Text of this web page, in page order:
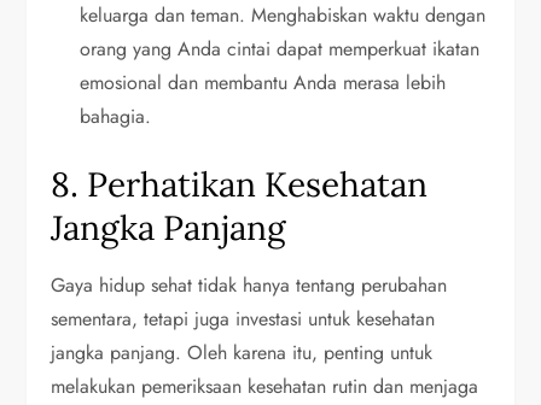
keluarga dan teman. Menghabiskan waktu dengan
orang yang Anda cintai dapat memperkuat ikatan
emosional dan membantu Anda merasa lebih
bahagia.
8. Perhatikan Kesehatan
Jangka Panjang
Gaya hidup sehat tidak hanya tentang perubahan
sementara, tetapi juga investasi untuk kesehatan
jangka panjang. Oleh karena itu, penting untuk
melakukan pemeriksaan kesehatan rutin dan menjaga